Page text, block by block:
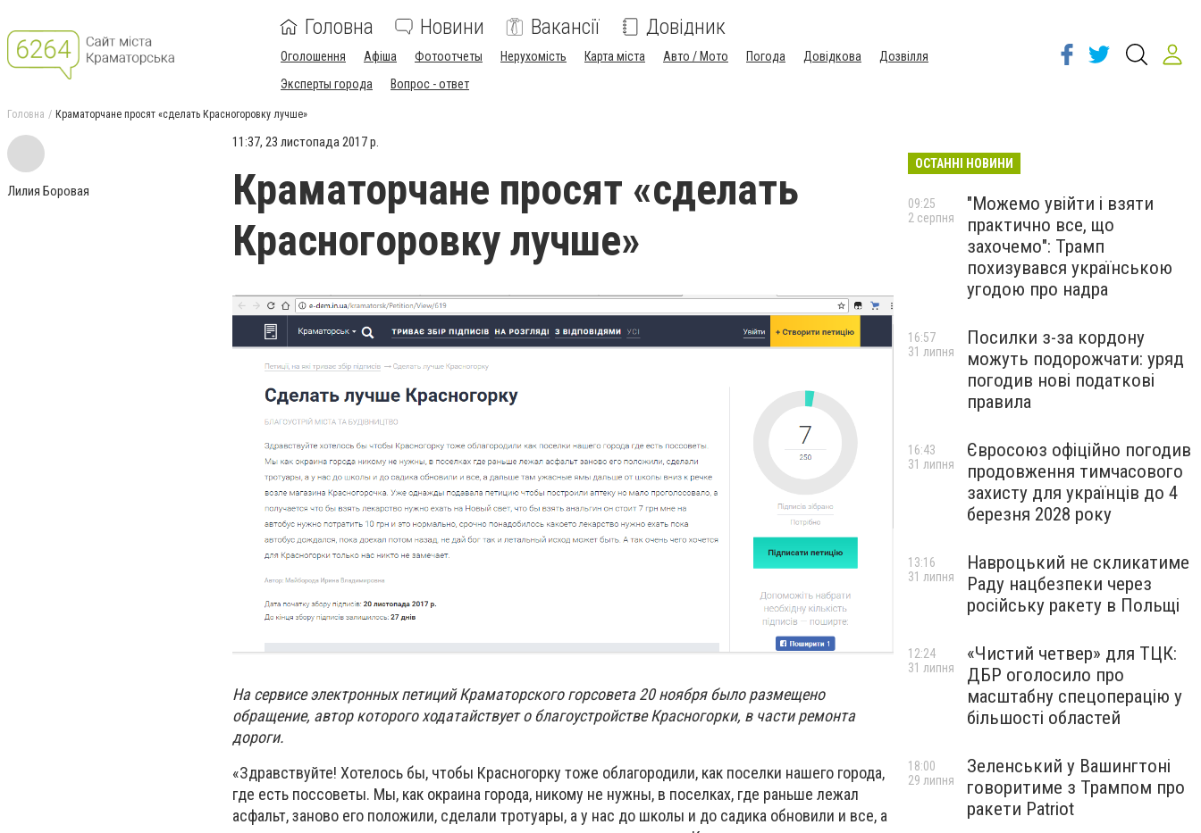
Головна Новини Вакансії Довідник
Оголошення Афіша Фотоотчеты Нерухомість Карта міста Авто / Мото Погода Довідкова
Дозвілля
Эксперты города
Вопрос - ответ
Головна Краматорчане просят «сделать Красногоровку лучше»
Лилия Боровая
11:37, 23 листопада 2017 р.
Краматорчане просят «сделать
Красногоровку лучше»
На сервисе электронных петиций Краматорского горсовета 20 ноября было размещено
обращение, автор которого ходатайствует о благоустройстве Красногорки, в части ремонта
дороги.
«Здравствуйте! Хотелось бы, чтобы Красногорку тоже облагородили, как поселки нашего города,
где есть поссоветы. Мы, как окраина города, никому не нужны, в поселках, где раньше лежал
асфальт, заново его положили, сделали тротуары, а у нас до школы и до садика обновили и все, а
ОСТАННІ НОВИНИ
"Можемо увійти і взяти
практично все, що
захочемо": Трамп
похизувався українською
угодою про надра
09:25
2 серпня
Посилки з-за кордону
можуть подорожчати: уряд
погодив нові податкові
правила
16:57
31 липня
Євросоюз офіційно погодив
продовження тимчасового
захисту для українців до 4
березня 2028 року
16:43
31 липня
Навроцький не скликатиме
Раду нацбезпеки через
російську ракету в Польщі
13:16
31 липня
«Чистий четвер» для ТЦК:
ДБР оголосило про
масштабну спецоперацію у
більшості областей
12:24
31 липня
Зеленський у Вашингтоні
говоритиме з Трампом про
ракети Patriot
18:00
29 липня